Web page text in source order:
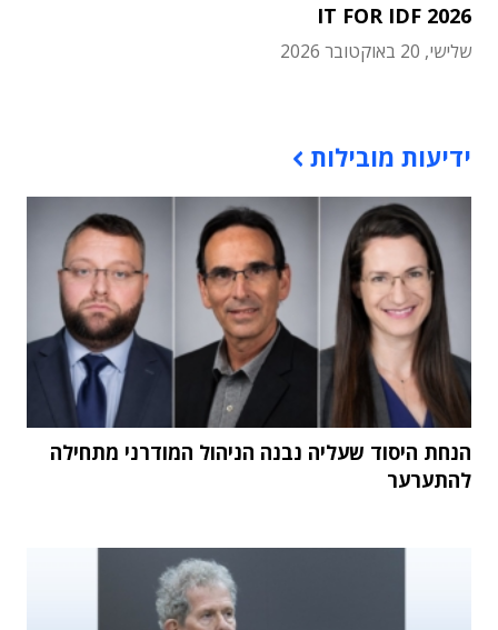
IT FOR IDF 2026
שלישי, 20 באוקטובר 2026
ידיעות מובילות
הנחת היסוד שעליה נבנה הניהול המודרני מתחילה
להתערער